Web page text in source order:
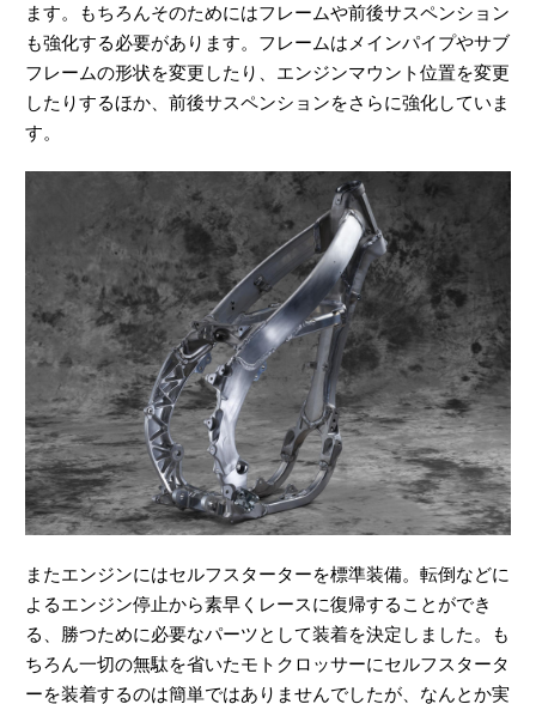
ます。もちろんそのためにはフレームや前後サスペンション
も強化する必要があります。フレームはメインパイプやサブ
フレームの形状を変更したり、エンジンマウント位置を変更
したりするほか、前後サスペンションをさらに強化していま
す。
またエンジンにはセルフスターターを標準装備。転倒などに
よるエンジン停止から素早くレースに復帰することができ
る、勝つために必要なパーツとして装着を決定しました。も
ちろん一切の無駄を省いたモトクロッサーにセルフスタータ
ーを装着するのは簡単ではありませんでしたが、なんとか実